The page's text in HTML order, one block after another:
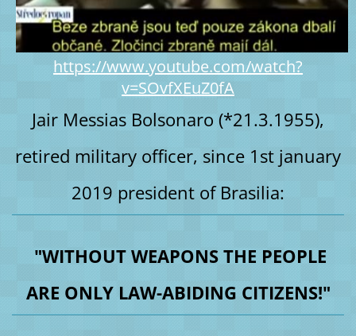
https://www.youtube.com/watch?
v=SOvfXEuZ0fA
Jair Messias Bolsonaro (*21.3.1955),
retired military officer, since 1st january
2019 president of Brasilia:
"WITHOUT WEAPONS THE PEOPLE
ARE ONLY LAW-ABIDING CITIZENS!"